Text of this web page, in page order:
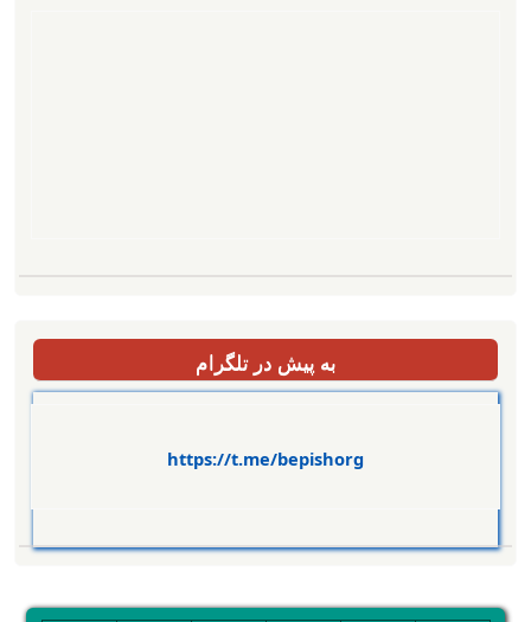
به پیش در تلگرام
https://t.me/bepishorg